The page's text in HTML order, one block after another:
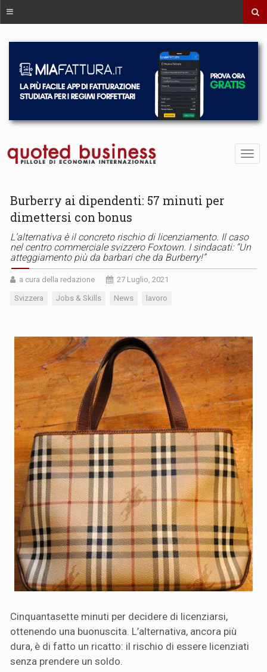
Burberry ai dipendenti: 57 minuti per
dimettersi con bonus
L’alternativa è il concreto rischio di licenziamento. Il caso
nel centro commerciale svizzero Foxtown. I sindacati: “Un
atteggiamento più da barbari che da Burberry!”
a cura della redazione 27 Luglio, 2021
Svizzera Jobs & Skills News lavoro
Cinquantasette minuti per decidere di licenziarsi,
ottenendo una buonuscita. L’alternativa, ancora più
dura, è di fatto un ricatto: il rischio di essere licenziati
senza prendere un soldo.